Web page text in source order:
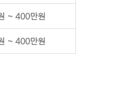
~ 400만원
~ 400만원